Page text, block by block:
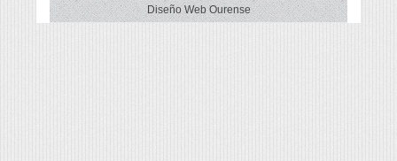
Diseño Web Ourense